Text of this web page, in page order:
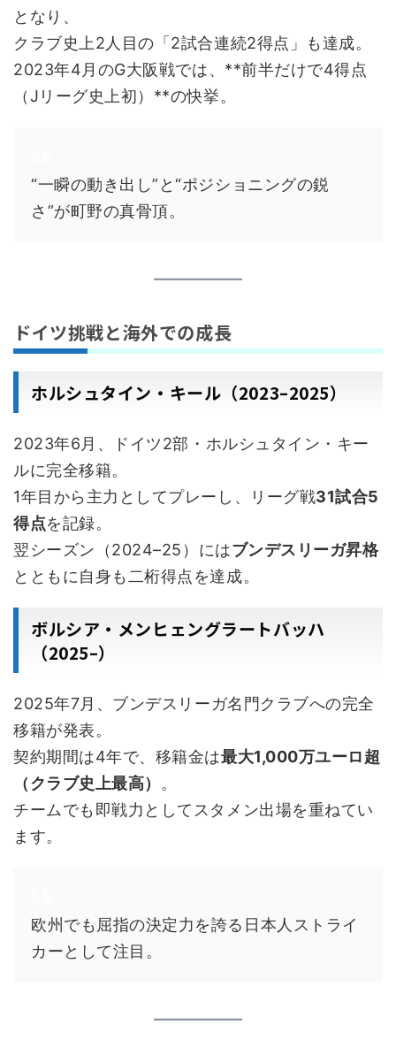
となり、
クラブ史上2人目の「2試合連続2得点」も達成。
2023年4月のG大阪戦では、**前半だけで4得点
（Jリーグ史上初）**の快挙。
“一瞬の動き出し”と“ポジショニングの鋭
さ”が町野の真骨頂。
ドイツ挑戦と海外での成長
ホルシュタイン・キール（2023–2025）
2023年6月、ドイツ2部・ホルシュタイン・キー
ルに完全移籍。
1年目から主力としてプレーし、リーグ戦31試合5
得点を記録。
翌シーズン（2024–25）にはブンデスリーガ昇格
とともに自身も二桁得点を達成。
ボルシア・メンヒェングラートバッハ
（2025–）
2025年7月、ブンデスリーガ名門クラブへの完全
移籍が発表。
契約期間は4年で、移籍金は最大1,000万ユーロ超
（クラブ史上最高）
。
チームでも即戦力としてスタメン出場を重ねてい
ます。
欧州でも屈指の決定力を誇る日本人ストライ
カーとして注目。